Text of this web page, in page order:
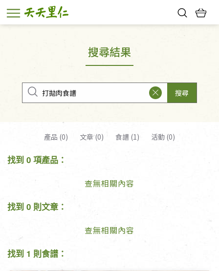
幸福節中獎名單
搜尋結果
搜尋
產品 (0) 文章 (0) 食譜 (1) 活動 (0)
找到 0 項產品：
查無相關內容
找到 0 則文章：
查無相關內容
找到 1 則食譜：